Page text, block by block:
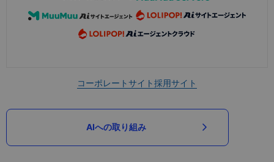
コーポレートサイト採用サイト
AIへの取り組み